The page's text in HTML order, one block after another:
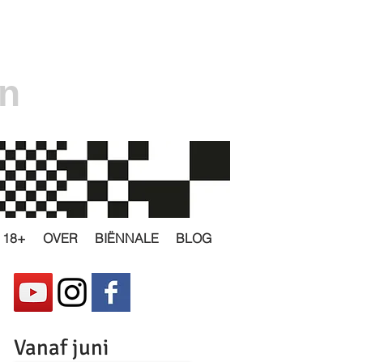
18+ OVER BIËNNALE BLOG
Vanaf juni